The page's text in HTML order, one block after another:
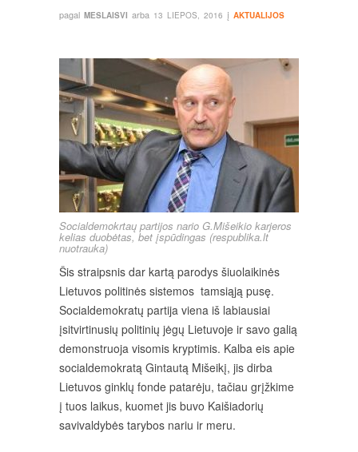
pagal MESLAISVI arba 13 LIEPOS, 2016 į AKTUALIJOS
Socialdemokrtaų partijos nario G.Mišeikio karjeros
kelias duobėtas, bet įspūdingas (respublika.lt
nuotrauka)
Šis straipsnis dar kartą parodys šiuolaikinės
Lietuvos politinės sistemos tamsiąją pusę.
Socialdemokratų partija viena iš labiausiai
įsitvirtinusių politinių jėgų Lietuvoje ir savo galią
demonstruoja visomis kryptimis. Kalba eis apie
socialdemokratą Gintautą Mišeikį, jis dirba
Lietuvos ginklų fonde patarėju, tačiau grįžkime
į tuos laikus, kuomet jis buvo Kaišiadorių
savivaldybės tarybos nariu ir meru.